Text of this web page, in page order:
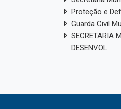
Proteção e
Guarda Civil
SECRETARIA
DESENVOL